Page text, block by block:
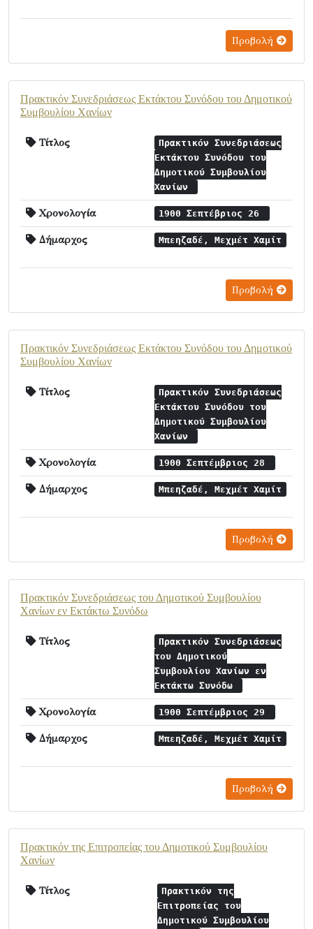
Προβολή
Πρακτικόν Συνεδριάσεως Εκτάκτου Συνόδου του Δημοτικού
Συμβουλίου Χανίων
Τίτλος
Πρακτικόν Συνεδριάσεως
Εκτάκτου Συνόδου του
Δημοτικού Συμβουλίου
Χανίων
Χρονολογία 1900 Σεπτέβριος 26
Δήμαρχος Μπεηζαδέ, Μεχμέτ Χαμίτ
Προβολή
Πρακτικόν Συνεδριάσεως Εκτάκτου Συνόδου του Δημοτικού
Συμβουλίου Χανίων
Τίτλος
Πρακτικόν Συνεδριάσεως
Εκτάκτου Συνόδου του
Δημοτικού Συμβουλίου
Χανίων
Χρονολογία 1900 Σεπτέμβριος 28
Δήμαρχος Μπεηζαδέ, Μεχμέτ Χαμίτ
Προβολή
Πρακτικόν Συνεδριάσεως του Δημοτικού Συμβουλίου
Χανίων εν Εκτάκτω Συνόδω
Τίτλος
Πρακτικόν Συνεδριάσεως
του Δημοτικού
Συμβουλίου Χανίων εν
Εκτάκτω Συνόδω
Χρονολογία 1900 Σεπτέμβριος 29
Δήμαρχος Μπεηζαδέ, Μεχμέτ Χαμίτ
Προβολή
Πρακτικόν της Επιτροπείας του Δημοτικού Συμβουλίου
Χανίων
Τίτλος
Πρακτικόν της
Επιτροπείας του
Δημοτικού Συμβουλίου